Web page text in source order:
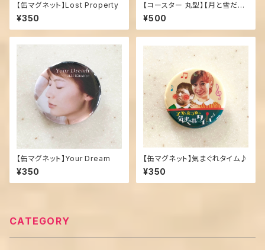
【缶マグネット】Lost Property
¥350
【コースター 丸型】【月と雪だる
ま】
¥500
【缶マグネット】Your Dream
¥350
【缶マグネット】気まぐれタイム♪
¥350
CATEGORY